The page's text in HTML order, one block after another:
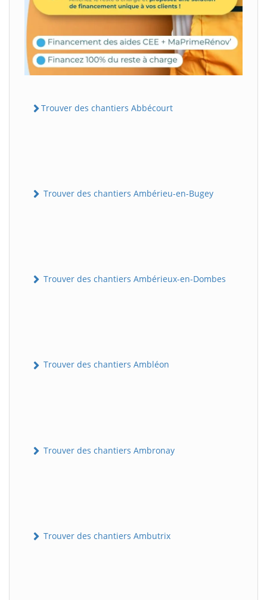
Trouver des chantiers Abbécourt
Trouver des chantiers Ambérieu-en-Bugey
Trouver des chantiers Ambérieux-en-Dombes
Trouver des chantiers Ambléon
Trouver des chantiers Ambronay
Trouver des chantiers Ambutrix